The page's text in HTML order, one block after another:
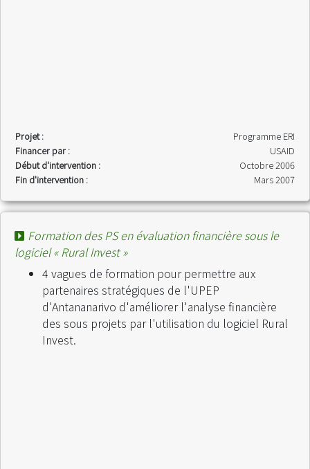
Projet :
Programme ERI
Financer par :
USAID
Début d'intervention :
Octobre 2006
Fin d'intervention :
Mars 2007
Formation des PS en évaluation financière sous le
logiciel « Rural Invest »
4 vagues de formation pour permettre aux
partenaires stratégiques de l'UPEP
d'Antananarivo d'améliorer l'analyse financière
des sous projets par l'utilisation du logiciel Rural
Invest.